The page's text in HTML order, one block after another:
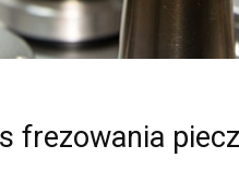
frezowania